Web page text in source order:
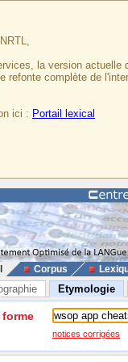
la version actuelle
refonte complète de
ici : Portail lexical
Corpus
Etymologie
forme
notices corrigées